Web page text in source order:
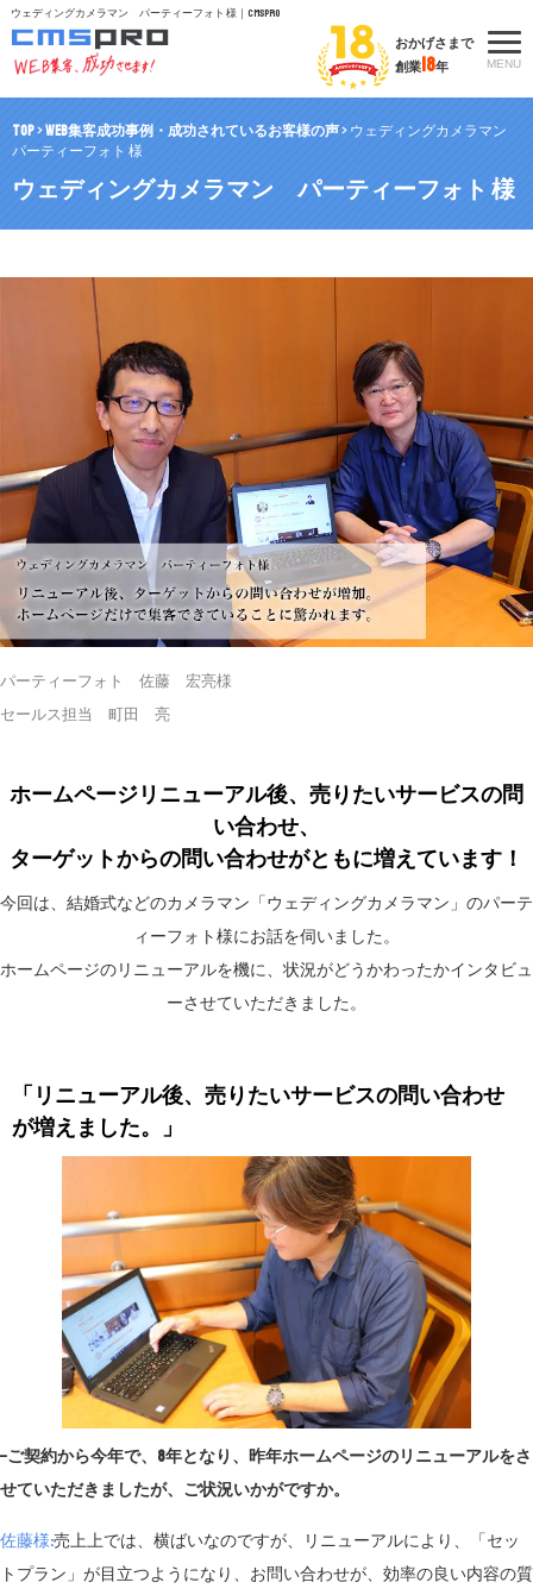
ウェディングカメラマン パーティーフォト 様｜CMSpro
おかげさまで
創業18年 MENU
TOP>WEB集客成功事例・成功されているお客様の声> ウェディングカメラマン
パーティーフォト 様
ウェディングカメラマン パーティーフォト 様
パーティーフォト 佐藤 宏亮様
セールス担当 町田 亮
ホームページリニューアル後、売りたいサービスの問
い合わせ、
ターゲットからの問い合わせがともに増えています！
今回は、結婚式などのカメラマン「ウェディングカメラマン」のパーテ
ィーフォト様にお話を伺いました。
ホームページのリニューアルを機に、状況がどうかわったかインタビュ
ーさせていただきました。
「リニューアル後、売りたいサービスの問い合わせ
が増えました。」
−ご契約から今年で、8年となり、昨年ホームページのリニューアルをさ
せていただきましたが、ご状況いかがですか。
佐藤様:売上上では、横ばいなのですが、リニューアルにより、「セッ
トプラン」が目立つようになり、お問い合わせが、効率の良い内容の質